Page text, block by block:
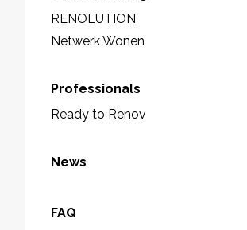
RENOLUTION
Netwerk Wonen
Professionals
Ready to Renov
News
FAQ